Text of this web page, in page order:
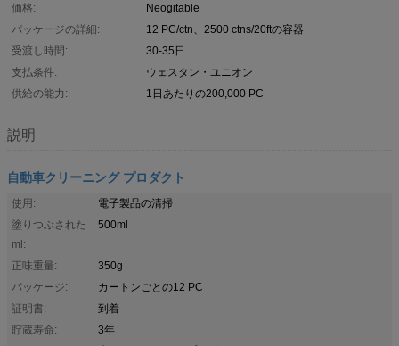
価格:
Neogitable
パッケージの詳細:
12 PC/ctn、2500 ctns/20ftの容器
受渡し時間:
30-35日
支払条件:
ウェスタン・ユニオン
供給の能力:
1日あたりの200,000 PC
説明
自動車クリーニング プロダクト
使用:
電子製品の清掃
塗りつぶされた
ml:
500ml
正味重量:
350g
パッケージ:
カートンごとの12 PC
証明書:
到着
貯蔵寿命:
3年